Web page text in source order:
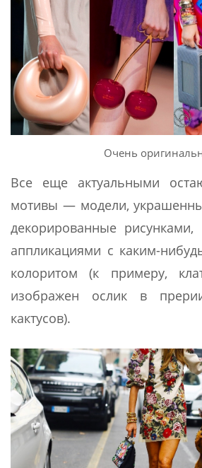
Очень
Все еще актуальными
мотивы — модели,
декорированные
аппликациями с каким-
колоритом (к примеру,
изображен ослик в
кактусов).